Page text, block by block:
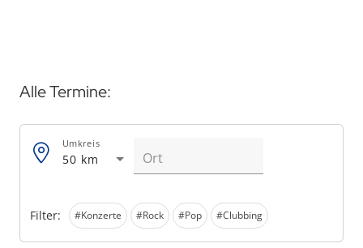
Alle Termine:
Filter: #Konzerte #Rock #Pop #Clubbing
50 km
Umkreis